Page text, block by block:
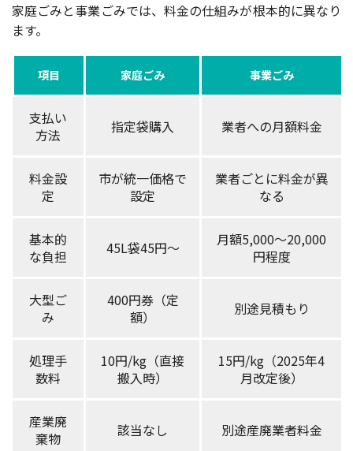
家庭ごみと事業ごみでは、料金の仕組みが根本的に異なり
ます。
項目 家庭ごみ 事業ごみ
支払い
方法
指定袋購入 業者への月額料金
料金設
定
市が統一価格で
設定
業者ごとに料金が異
なる
基本的
な負担
45L袋45円〜
月額5,000〜20,000
円程度
大型ご
み
400円券（定
額）
別途見積もり
処理手
数料
10円/kg（直接
搬入時）
15円/kg（2025年4
月改定後）
産業廃
棄物
該当なし 別途産廃業者料金